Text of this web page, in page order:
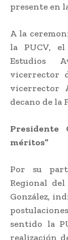
presente en
A la
la PUCV,
Estudios
vicerrector
vicerrector
decano de la
Presidente
méritos”
Por su
Regional
González,
sentido la
realización